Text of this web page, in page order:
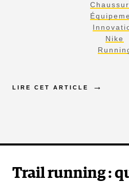
Nike
LIRE CET ARTICLE
Trail running :